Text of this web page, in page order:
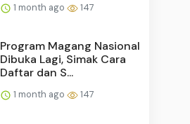
1 month ago 147
Program Magang Nasional
Dibuka Lagi, Simak Cara
Daftar dan S...
1 month ago 147